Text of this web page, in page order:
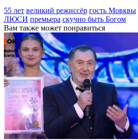
55 лет великий режиссёр гость Мовквы
ЛЮСИ премьера скучно быть Богом
Вам также может понравиться